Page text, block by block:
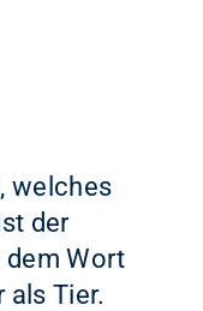
welches
der
dem Wort
als Tier.